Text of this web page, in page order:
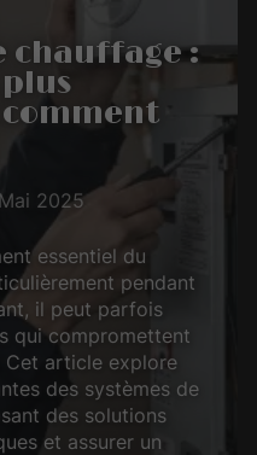
chauffage :
2025
essentiel du
pendant
il peut parfois
qui compromettent
Cet article explore
des systèmes de
des solutions
et assurer un